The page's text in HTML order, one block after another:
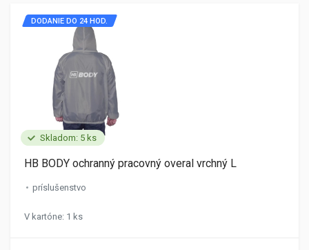
Skladom: 5 ks
DODANIE DO 24 HOD.
HB BODY ochranný pracovný overal vrchný L
príslušenstvo
V kartóne: 1 ks